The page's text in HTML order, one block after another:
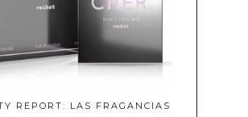
REPORT: LAS FRAGANCIAS